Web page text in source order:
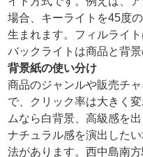
場合、キーライトを45度
生まれます。フィルライ
バックライトは商品と背景
背景紙の使い分け
商品のジャンルや販売チ
で、クリック率は大きく
ムなら白背景、高級感を
ナチュラル感を演出した
法があります。西中島南